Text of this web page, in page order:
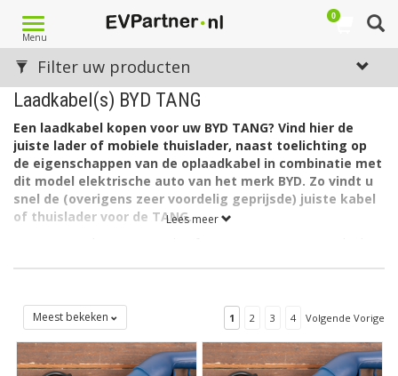
Toggle
navigation
Menu
0
Laadkabel(s) BYD TANG
Een laadkabel kopen voor uw BYD TANG? Vind hier de
juiste lader of mobiele thuislader, naast toelichting op
de eigenschappen van de oplaadkabel in combinatie met
dit model elektrische auto van het merk BYD. Zo vindt u
snel de (overigens zeer voordelig geprijsde) juiste kabel
of thuislader voor de TANG.
Welk type laadkabel voor de BYD TANG?
De BYD TANG heeft aan autozijde een aansluiting Type 2 en
kan laden via 1 fase met 32 ampère. Hiervoor is een EV
laadkabel Type 2, 1 fase, 32A geschikt.
Lees meer
Filter uw producten
Meest bekeken 1 2 3 4 Volgende Vorige